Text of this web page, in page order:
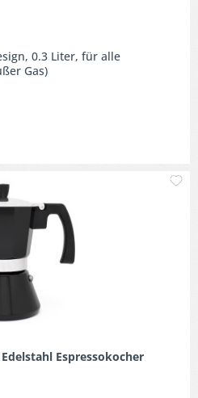
0.3 Liter, für alle
Gas)
Espressokocher